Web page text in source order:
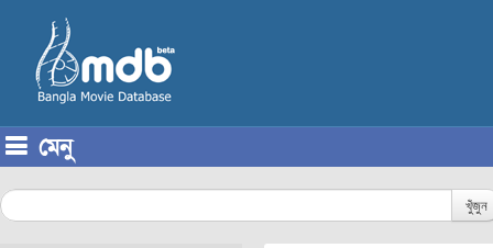
মেনু
খুঁজুন